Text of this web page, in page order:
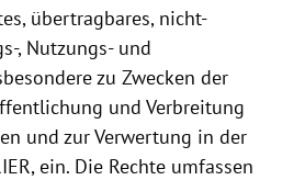
übertragbares, nicht-
, Nutzungs- und
zu Zwecken der
und Verbreitung
und zur Verwertung in der
ein. Die Rechte umfassen